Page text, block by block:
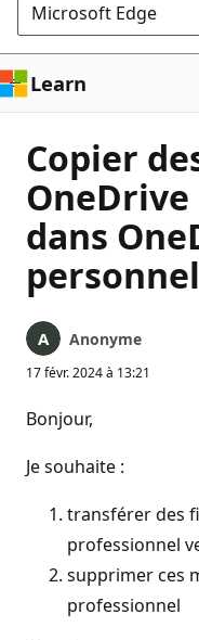
Microsoft Edge
Learn
Copier
dans
personnel
Anonyme
17 févr. 2024 à 13:21
Bonjour,
Je souhaite :
transférer des
professionnel
supprimer ces
professionnel